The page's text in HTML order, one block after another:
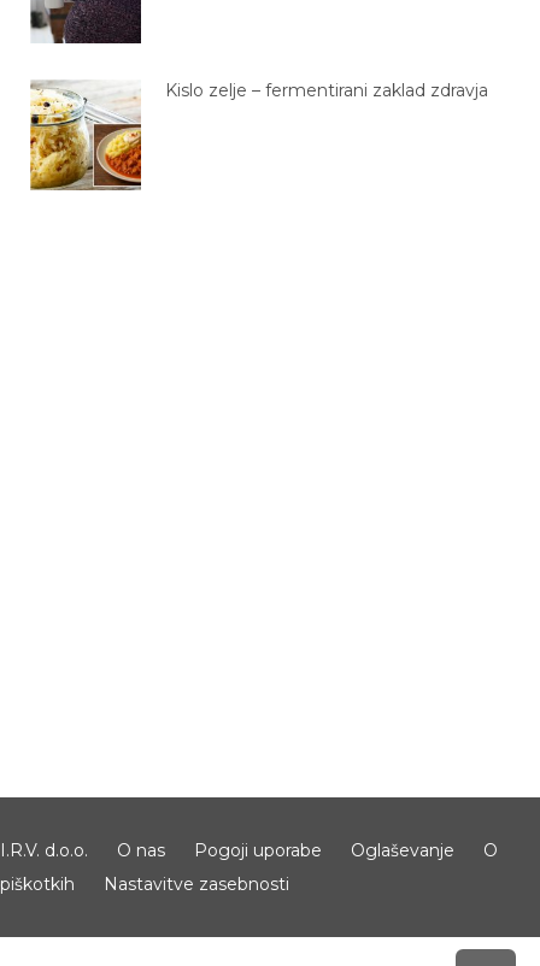
Kislo zelje – fermentirani zaklad zdravja
I.R.V. d.o.o. O nas Pogoji uporabe Oglaševanje
O
piškotkih
Nastavitve zasebnosti